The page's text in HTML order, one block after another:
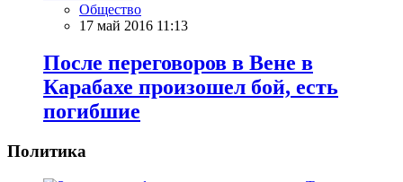
Общество
17 май 2016 11:13
После переговоров в Вене в
Карабахе произошел бой, есть
погибшие
Политика